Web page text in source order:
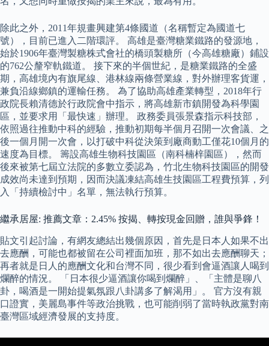
除此之外，2011年規畫興建第4條國道（名稱暫定為國道七
號），目前已進入二階環評。 高雄是臺灣糖業鐵路的發源地，
始於1906年臺灣製糖株式會社的橋頭製糖所（今高雄糖廠）鋪設
的762公釐窄軌鐵道。 接下來的半個世紀，是糖業鐵路的全盛
期，高雄境內有旗尾線、港林線兩條營業線，對外辦理客貨運，
兼負沿線鄉鎮的運輸任務。 為了協助高雄產業轉型，2018年行
政院長賴清德於行政院會中指示，將高雄新市鎮開發為科學園
區，並要求用「最快速」辦理。 政務委員張景森指示科技部，
依照過往推動中科的經驗，推動初期每半個月召開一次會議、之
後一個月開一次會，以打破中科從決策到廠商動工僅花10個月的
速度為目標。 籌設高雄生物科技園區（南科楠梓園區），然而
後來被第七屆立法院的多數立委認為，竹北生物科技園區的開發
成效尚未達到預期，因而決議凍結高雄生技園區工程費預算，列
入「持續檢討中」名單，無法執行預算。
繼承居屋: 推薦文章：2.45% 按揭、轉按現金回贈，誰與爭鋒！
貼文引起討論，有網友總結出幾個原因，首先是日本人如果不出
去應酬，可能也都被留在公司裡面加班，那不如出去應酬聊天；
再者就是日人的應酬文化和台灣不同，很少看到會逼酒讓人喝到
爛醉的情況。 「日本很少逼酒讓你喝到爛醉」、「主體是聊八
卦，喝酒是一開始提氣氛跟八卦講多了解渴用」。 官方沒有親
口證實，美麗島事件等政治挑戰，也可能削弱了當時執政黨對南
臺灣區域經濟發展的支持度。